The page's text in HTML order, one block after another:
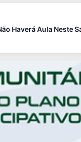
Haverá Aula Neste